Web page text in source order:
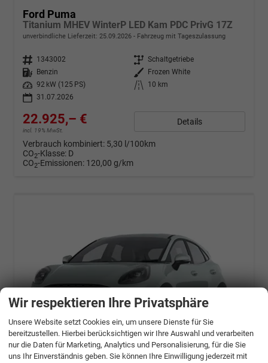
Ford Puma
Titanium MHEV WinterP LED Kam PDC PrivG 17Z
unverbindliche Lieferzeit: 25.09.2026 Fahrzeug mit Tageszulassung
Fahrzeugnr. 1343002 Getriebe Schaltgetriebe
Kraftstoff
Benzin Außenfarbe
Frozen White
Leistung
92 kW (125 PS) Kilometerstand
10 km
31.07.2026
22.925,– €
incl. 19% MwSt.
Details
Verbrauch kombiniert: 5,30 l/100km
CO2-Klasse: D
CO2-Emissionen: 120,00 g/km
Wir respektieren Ihre Privatsphäre
Unsere Website setzt Cookies ein, um unsere Dienste für Sie
bereitzustellen. Hierbei berücksichtigen wir Ihre Auswahl und verarbeiten
nur die Daten für Marketing, Analytics und Personalisierung, für die Sie
uns Ihr Einverständnis geben. Sie können Ihre Einwilligung jederzeit mit